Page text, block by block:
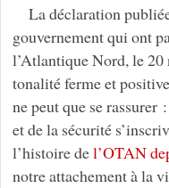
La déclaration
gouvernement qui ont
l’Atlantique Nord, le 20
tonalité ferme et
ne peut que se rassurer
et de la sécurité
l’histoire del’OTAN
notre attachement à la